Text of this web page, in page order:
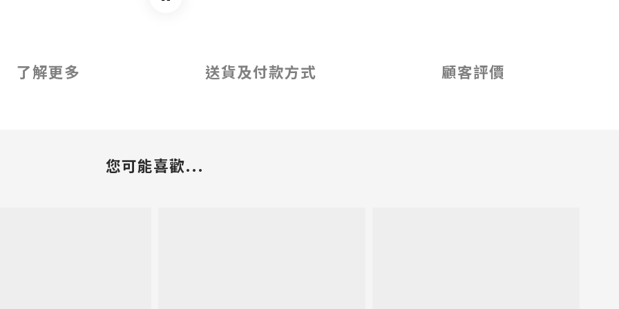
了解更多 送貨及付款方式 顧客評價
您可能喜歡...